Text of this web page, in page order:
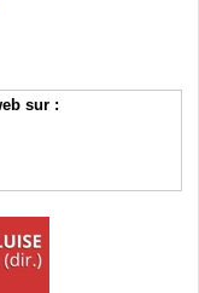
sur :